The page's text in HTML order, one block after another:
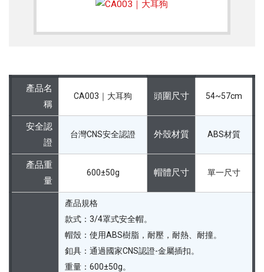
產品名
稱
CA003｜大耳狗 頭圍尺寸 54~57cm
安全認
證
台灣CNS安全認證 外殼材質 ABS材質
產品重
量
600±50g 帽體尺寸 單一尺寸
產品規格
款式：3/4罩式安全帽。
帽殼：使用ABS樹脂，耐壓，耐熱、耐撞。
釦具：通過國家CNS認證-金屬插扣。
重量：600±50g。